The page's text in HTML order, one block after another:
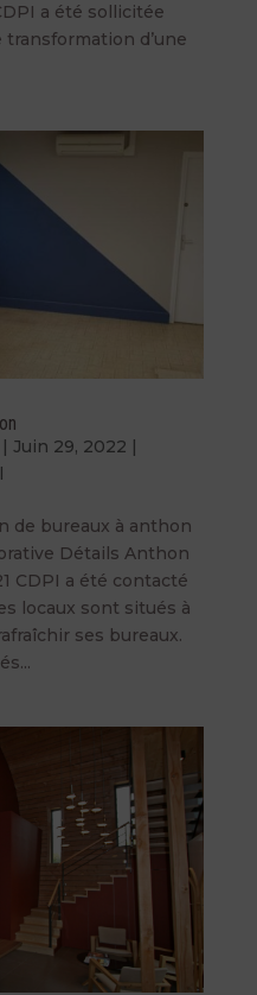
a été sollicitée
d’une
Juin 29, 2022
de bureaux à anthon
Détails Anthon
CDPI a été contacté
locaux sont situés à
ses bureaux.